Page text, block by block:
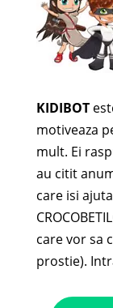
KIDIBOT
motiveaza
mult. Ei
au citit
care isi
care vor sa
prostie).